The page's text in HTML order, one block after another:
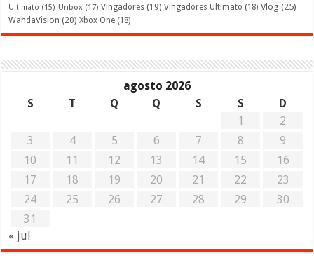
Ultimato (15) Unbox (17) Vingadores (19) Vingadores Ultimato (18) Vlog (25)
WandaVision (20) Xbox One (18)
agosto 2026
S
T Q Q S S
D
1
2
3
4 5 6 7 8
9
10
11 12 13 14 15
16
17
18 19 20 21 22
23
24
25 26 27 28 29
30
31
« jul